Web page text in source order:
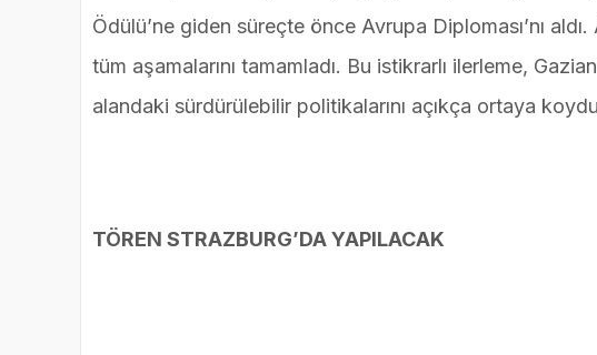
Ödülü’ne giden süreçte önce Avrupa Diploması’nı
tüm aşamalarını tamamladı. Bu istikrarlı ilerleme,
alandaki sürdürülebilir politikalarını açıkça ortaya
TÖREN STRAZBURG’DA YAPILACAK